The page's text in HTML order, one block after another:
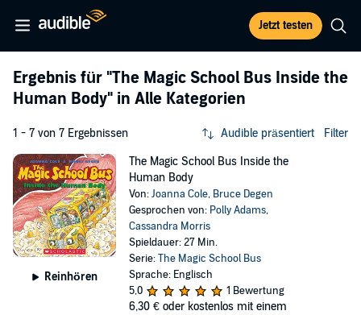
Jetzt testen
Ergebnis für "The Magic School Bus Inside the
Human Body" in Alle Kategorien
1 - 7 von 7 Ergebnissen Audible präsentiert Filter
Reinhören
The Magic School Bus Inside the
Human Body
Von:Joanna Cole, Bruce Degen
Gesprochen von: Polly Adams,
Cassandra Morris
Spieldauer: 27 Min.
Serie:The Magic School Bus
Sprache: Englisch
5,0
1 Bewertung
6,30 € oder kostenlos mit einem